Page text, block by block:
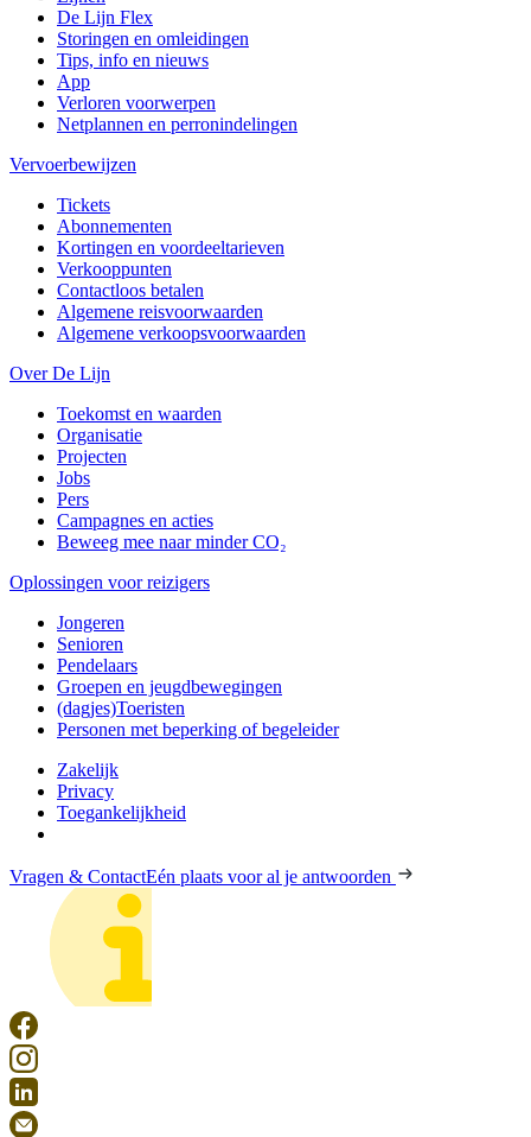
De Lijn Flex
Storingen en omleidingen
Tips, info en nieuws
App
Verloren voorwerpen
Netplannen en perronindelingen
Vervoerbewijzen
Tickets
Abonnementen
Kortingen en voordeeltarieven
Verkooppunten
Contactloos betalen
Algemene reisvoorwaarden
Algemene verkoopsvoorwaarden
Over De Lijn
Toekomst en waarden
Organisatie
Projecten
Jobs
Pers
Campagnes en acties
Beweeg mee naar minder CO₂
Oplossingen voor reizigers
Jongeren
Senioren
Pendelaars
Groepen en jeugdbewegingen
(dagjes)Toeristen
Personen met beperking of begeleider
Zakelijk
Privacy
Toegankelijkheid
Vragen & ContactEén plaats voor al je antwoorden